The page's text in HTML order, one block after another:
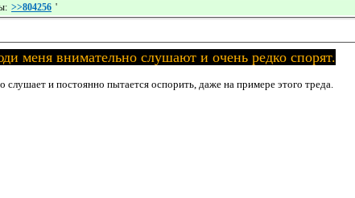
>>804256 '
меня внимательно слушают и очень редко спорят.
слушает и постоянно пытается оспорить, даже на примере этого треда.